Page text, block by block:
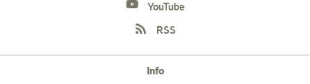
YouTube
RSS
Info